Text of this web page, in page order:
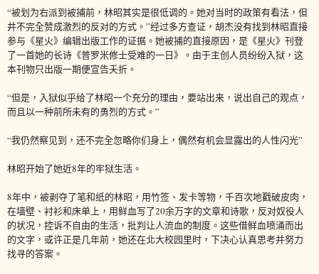
“被划为右派到被捕前，林昭其实是很低调的。她对当时的政策有看法，但
并不完全赞成激烈的反对的方式。”经过多方查证，胡杰没有找到林昭直接
参与《星火》编辑出版工作的证据。她被捕的直接原因，是《星火》刊登
了一首她的长诗《普罗米修士受难的一日》。由于主创人员纷纷入狱，这
本刊物只出版一期便宣告夭折。
“但是，入狱似乎给了林昭一个充分的理由，要站出来，说出自己的观点，
而且以一种前所未有的勇烈的方式。”
“我仍然察见到，还不完全忽略你们身上，偶然有机会显露出的人性闪光”
林昭开始了她近8年的牢狱生活。
8年中，被剥夺了笔和纸的林昭，用竹签、发卡等物，千百次地戳破皮肉，
在墙壁、衬衫和床单上，用鲜血写了20余万字的文章和诗歌，反对奴役人
的状况，控诉不自由的生活，批判让人流血的制度。这些借鲜血喷涌而出
的文字，或许正是几年前，她还在北大校园里时，下决心认真思考并努力
找寻的答案。